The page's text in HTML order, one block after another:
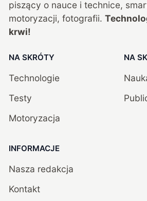
piszący o nauce i technice,
motoryzacji, fotografii.
krwi!
NA SKRÓTY
Technologie
Testy
Motoryzacja
NA
INFORMACJE
Nasza redakcja
Kontakt